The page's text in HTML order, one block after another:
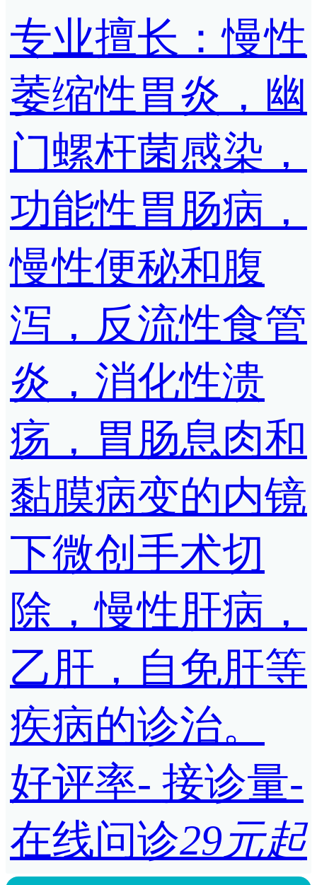
专业擅长：慢性
萎缩性胃炎，幽
门螺杆菌感染，
功能性胃肠病，
慢性便秘和腹
泻，反流性食管
炎，消化性溃
疡，胃肠息肉和
黏膜病变的内镜
下微创手术切
除，慢性肝病，
乙肝，自免肝等
疾病的诊治。
好评率- 接诊量-
在线问诊29元起